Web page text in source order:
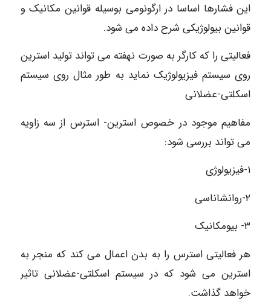
این فشارها اساسا در ارگونومی بوسیله قوانین مکانیک و
قوانین بیولوژیکی شرح داده می شود.
فعالیتی را که کارگر به صورت نهفته می تواند تولید استرین
روی سیستم فیزیولوژیک نماید به طور مثال روی سیستم
اسکلتی-عضلانی
مفاهیم موجود در خصوص استرین- استرس از سه زاویه
می تواند بررسی شود:
۱-فیزیولوژی
۲-روانشاناسی
۳- بیومکانیک
هر فعالیتی استرس را به بدن اعمال می کند که منجر به
استرین می شود که در سیستم اسکلتی-عضلانی تاثیر
خواهد گذاشت.